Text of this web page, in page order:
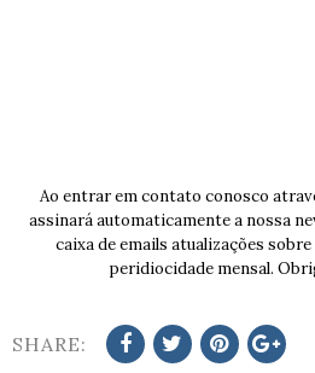
Ao entrar em contato conosco
assinará automaticamente a nossa
caixa de emails atualizações
peridiocidade mensal.
SHARE: